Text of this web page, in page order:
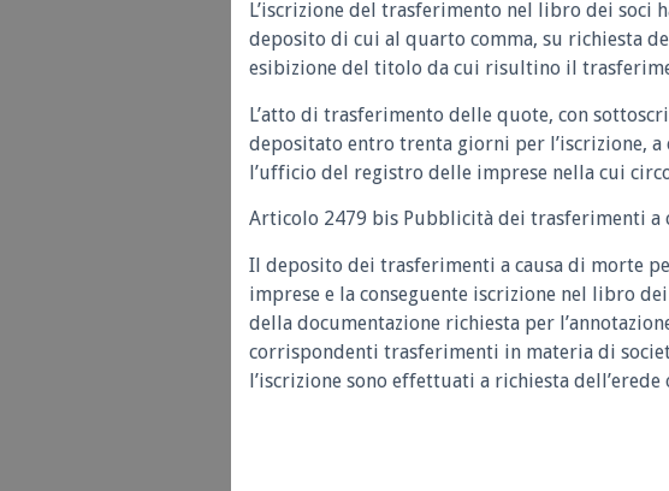
L’iscrizione del trasferimento nel libro dei soci
deposito di cui al quarto comma, su richiesta
esibizione del titolo da cui risultino il
L’atto di trasferimento delle quote, con
depositato entro trenta giorni per l’iscrizione,
l’ufficio del registro delle imprese nella cui
Articolo 2479 bis Pubblicità dei trasferimenti a
Il deposito dei trasferimenti a causa di morte
imprese e la conseguente iscrizione nel libro
della documentazione richiesta per
corrispondenti trasferimenti in materia di
l’iscrizione sono effettuati a richiesta dell’erede